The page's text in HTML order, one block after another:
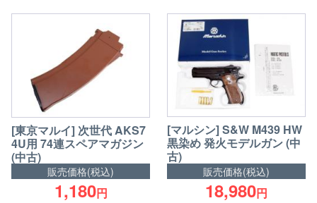
[東京マルイ] 次世代 AKS7
4U用 74連スペアマガジン
(中古)
販売価格(税込)
1,180円
[マルシン] S&W M439 HW
黒染め 発火モデルガン (中
古)
販売価格(税込)
18,980円